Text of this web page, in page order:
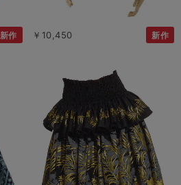
新作 ￥10,450 新作